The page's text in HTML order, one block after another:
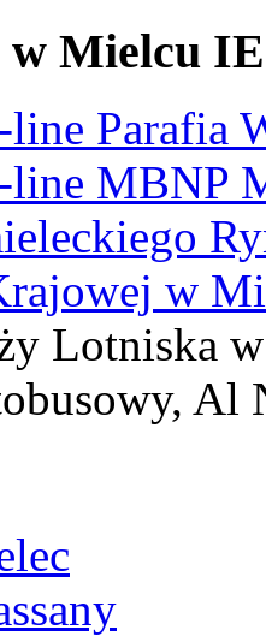
w Mielcu IE
line Parafia
line MBNP
w
Lotniska
Al